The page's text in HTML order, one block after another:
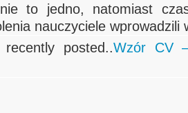
to jedno, natomiast
nauczyciele wprowadzili
posted..Wzór CV